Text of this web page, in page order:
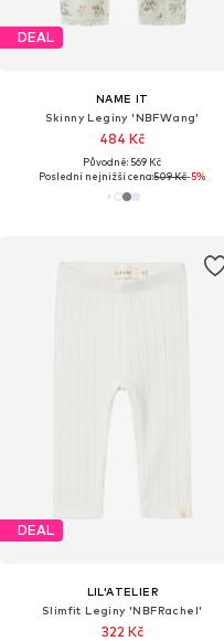
DEAL
NAME IT
Skinny Legíny 'NBFWang'
484 Kč
Původně: 569 Kč
Poslední nejnižší cena:509 Kč-5%
DEAL
LIL'ATELIER
Slimfit Legíny 'NBFRachel'
322 Kč